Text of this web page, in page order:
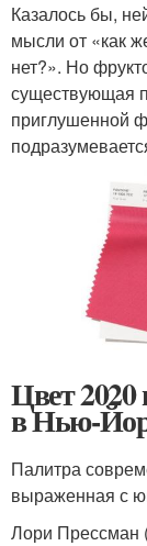
Казалось бы,
мысли от «как
нет?». Но
существующая
приглушенной
Цвет
в Нью-
Палитра
выраженная с
Лори Прессман